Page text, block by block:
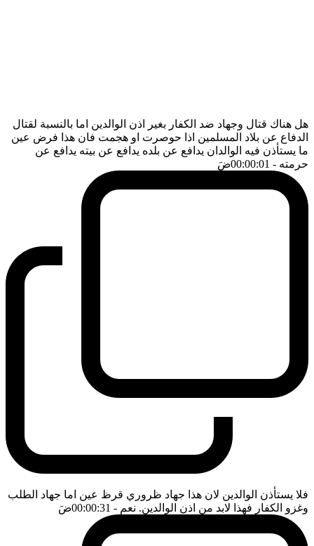
هل هناك قتال وجهاد ضد الكفار بغير اذن الوالدين اما بالنسبة لقتال
الدفاع عن بلاد المسلمين اذا حوصرت او هجمت فان هذا فرض عين
ما يستأذن فيه الوالدان يدافع عن بلده يدافع عن بيته يدافع عن
حرمته - 00:00:01 ضَ
فلا يستأذن الوالدين لان هذا جهاد ظروري قرظ عين اما جهاد الطلب
وغزو الكفار فهذا لابد من اذن الوالدين. نعم - 00:00:31 ضَ